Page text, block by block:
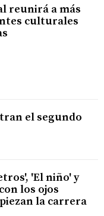
reunirá a más
culturales
el segundo
'El niño' y
los ojos
la carrera